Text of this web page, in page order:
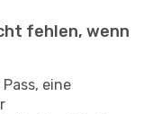
fehlen, wenn
eine